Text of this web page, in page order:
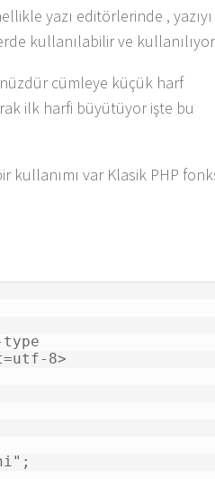
yazı editörlerinde , yazıyı
kullanılabilir ve
cümleye küçük harf
ilk harfi büyütüyor işte bu
kullanımı var Klasik PHP
type
8>